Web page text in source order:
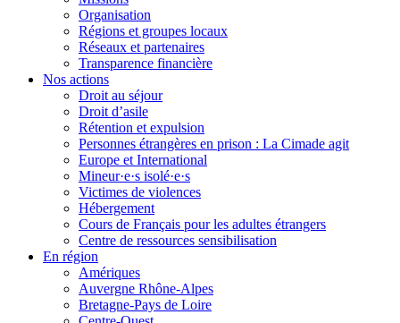
Organisation
Régions et groupes locaux
Réseaux et partenaires
Transparence financière
Nos actions
Droit au séjour
Droit d’asile
Rétention et expulsion
Personnes étrangères en prison : La Cimade agit
Europe et International
Mineur·e·s isolé·e·s
Victimes de violences
Hébergement
Cours de Français pour les adultes étrangers
Centre de ressources sensibilisation
En région
Amériques
Auvergne Rhône-Alpes
Bretagne-Pays de Loire